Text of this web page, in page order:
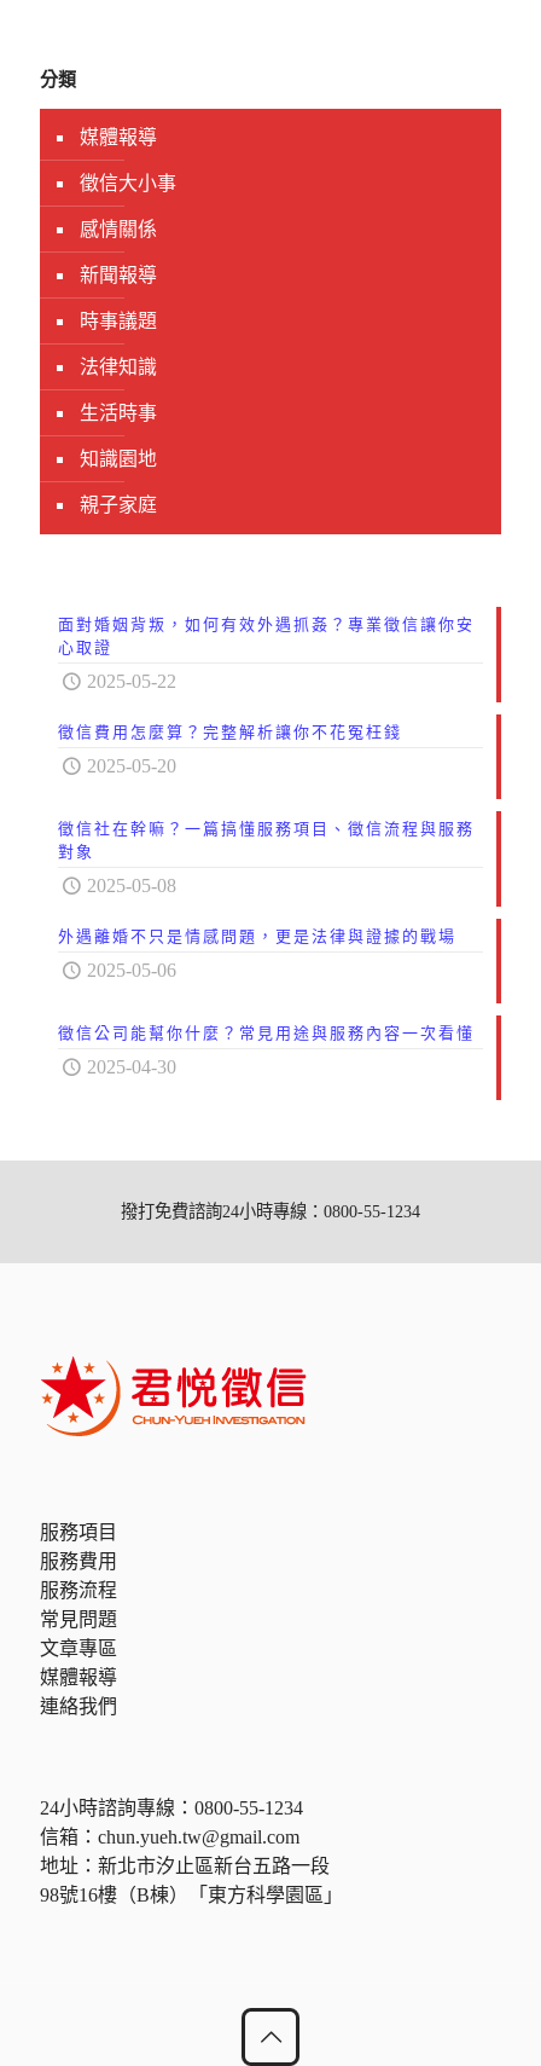
分類
媒體報導
徵信大小事
感情關係
新聞報導
時事議題
法律知識
生活時事
知識園地
親子家庭
面對婚姻背叛，如何有效外遇抓姦？專業徵信讓你安
心取證
2025-05-22
徵信費用怎麼算？完整解析讓你不花冤枉錢
2025-05-20
徵信社在幹嘛？一篇搞懂服務項目、徵信流程與服務
對象
2025-05-08
外遇離婚不只是情感問題，更是法律與證據的戰場
2025-05-06
徵信公司能幫你什麼？常見用途與服務內容一次看懂
2025-04-30
撥打免費諮詢24小時專線：0800-55-1234
服務項目
服務費用
服務流程
常見問題
文章專區
媒體報導
連絡我們
24小時諮詢專線： 0800-55-1234
信箱： chun.yueh.tw@gmail.com
地址：新北市汐止區新台五路一段
98號16樓（B棟）「東方科學園區」